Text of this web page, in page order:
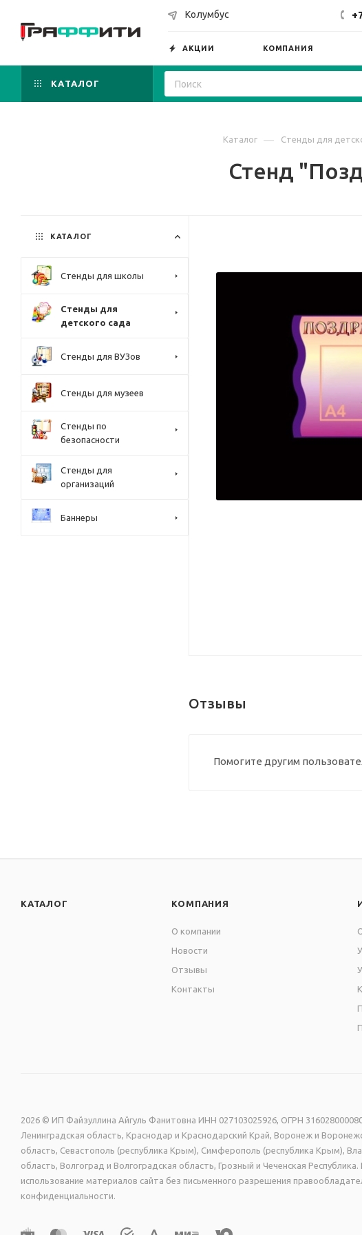
Колумбус
АКЦИИ КОМПАНИЯ
КАТАЛОГ
Каталог — Стенды для
Стенд
Отзывы
Помогите другим
КАТАЛОГ
Стенды для школы
Стенды для
детского сада
Стенды для ВУЗов
Стенды для музеев
Стенды по
безопасности
Стенды для
организаций
Баннеры
КАТАЛОГ КОМПАНИЯ
О компании
Новости
Отзывы
Контакты
2026 © ИП Файзуллина Айгуль Фанитовна ИНН 027103025926, ОГРН
Ленинградская область, Краснодар и Краснодарский Край, Воронеж и
область, Севастополь (республика Крым), Симферополь (республика Крым),
область, Волгоград и Волгоградская область, Грозный и Чеченская
использование материалов сайта без письменного разрешения
конфиденциальности.